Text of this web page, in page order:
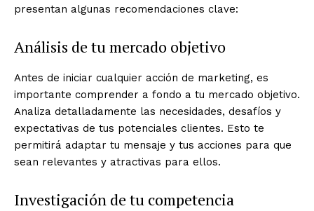
presentan algunas recomendaciones clave:
Análisis de tu mercado objetivo
Antes de iniciar cualquier acción de marketing, es
importante comprender a fondo a tu mercado objetivo.
Analiza detalladamente las necesidades, desafíos y
expectativas de tus potenciales clientes. Esto te
permitirá adaptar tu mensaje y tus acciones para que
sean relevantes y atractivas para ellos.
Investigación de tu competencia